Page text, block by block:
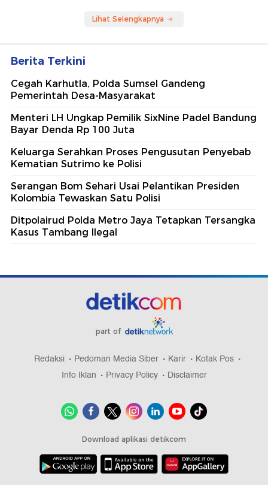
Lihat Selengkapnya
Berita Terkini
Cegah Karhutla, Polda Sumsel Gandeng
Pemerintah Desa-Masyarakat
Menteri LH Ungkap Pemilik SixNine Padel Bandung
Bayar Denda Rp 100 Juta
Keluarga Serahkan Proses Pengusutan Penyebab
Kematian Sutrimo ke Polisi
Serangan Bom Sehari Usai Pelantikan Presiden
Kolombia Tewaskan Satu Polisi
Ditpolairud Polda Metro Jaya Tetapkan Tersangka
Kasus Tambang Ilegal
part of
Redaksi Pedoman Media Siber Karir
Kotak Pos
Info Iklan
Privacy Policy Disclaimer
Download aplikasi detikcom